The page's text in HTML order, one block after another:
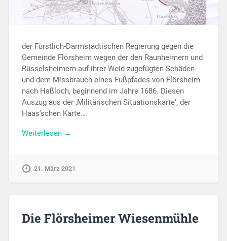
der Fürstlich-Darmstädtischen Regierung gegen die
Gemeinde Flörsheim wegen der den Raunheimern und
Rüsselsheimern auf ihrer Weid zugefügten Schäden
und dem Missbrauch eines Fußpfades von Flörsheim
nach Haßloch, beginnend im Jahre 1686. Diesen
Auszug aus der ‚Militärischen Situationskarte‘, der
Haas’schen Karte…
Weiterlesen →
21. März 2021
Die Flörsheimer Wiesenmühle